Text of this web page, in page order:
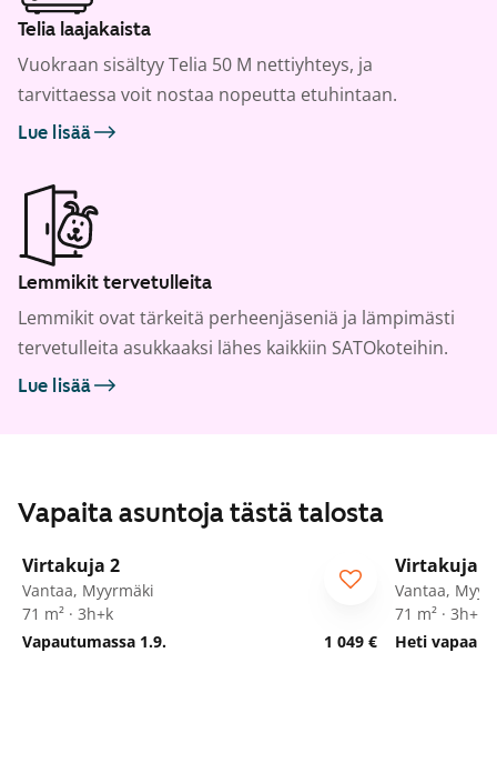
Telia laajakaista
Vuokraan sisältyy Telia 50 M nettiyhteys, ja
tarvittaessa voit nostaa nopeutta etuhintaan.
Lue lisää
Lemmikit tervetulleita
Lemmikit ovat tärkeitä perheenjäseniä ja lämpimästi
tervetulleita asukkaaksi lähes kaikkiin SATOkoteihin.
Lue lisää
Vapaita asuntoja tästä talosta
/20
Virtakuja 2
Vantaa, Myyrmäki
71 m² · 3h+k
Vapautumassa 1.9.
1 049 €
Virtakuja 2
Vantaa,
71 m² · 3h+k
Heti vapaa